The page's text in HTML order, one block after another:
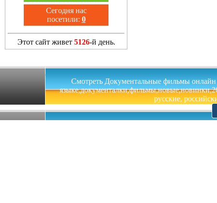
Сегодня нас
посетили: 0
Этот сайт живет 5126-й день.
Смотреть Документальные фильмы онлайн
русские,